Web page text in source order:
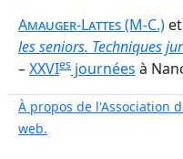
Amauger-Lattes(M-C.) et
les seniors. Techniques
–XXVIes journées à
À propos de l'Association
web.